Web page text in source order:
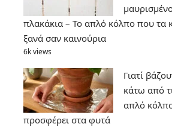
πλακάκια – Το απλό κόλπο που τα
ξανά σαν καινούρια
6k views
Γιατί
κάτω από
απλό
προσφέρει στα φυτά